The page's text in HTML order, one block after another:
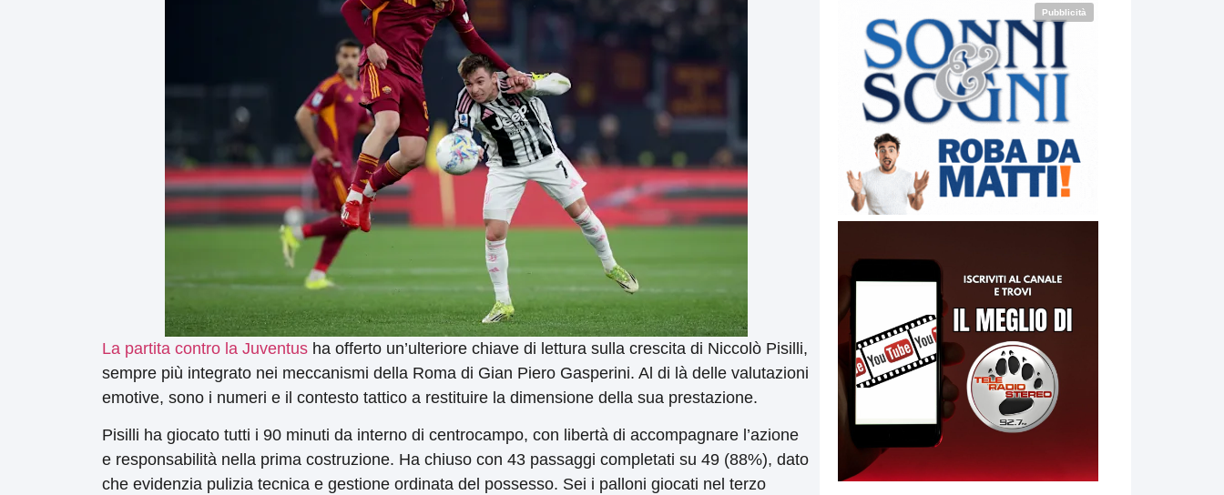
La partita contro la Juventus ha offerto un’ulteriore chiave di lettura sulla crescita di Niccolò Pisilli,
sempre più integrato nei meccanismi della Roma di Gian Piero Gasperini. Al di là delle valutazioni
emotive, sono i numeri e il contesto tattico a restituire la dimensione della sua prestazione.
Pisilli ha giocato tutti i 90 minuti da interno di centrocampo, con libertà di accompagnare l’azione
e responsabilità nella prima costruzione. Ha chiuso con 43 passaggi completati su 49 (88%), dato
che evidenzia pulizia tecnica e gestione ordinata del possesso. Sei i palloni giocati nel terzo
Pubblicità